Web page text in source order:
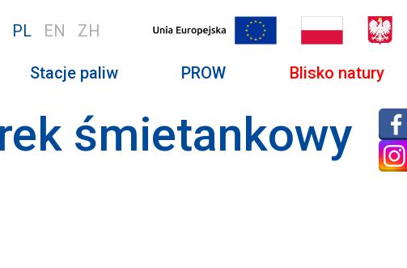
PL EN ZH
Stacje paliw PROW Blisko natury
śmietankowy